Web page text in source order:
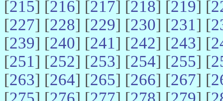
[215] [216] [217] [218] [219] [
[227] [228] [229] [230] [231] [
[239] [240] [241] [242] [243] [
[251] [252] [253] [254] [255] [
[263] [264] [265] [266] [267] [